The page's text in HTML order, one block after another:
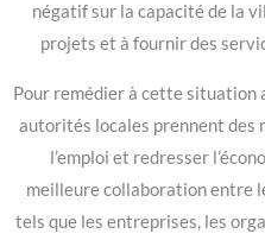
négatif sur la capacité de la
projets et à fournir des
Pour remédier à cette situation
autorités locales prennent des
l’emploi et redresser
meilleure collaboration entre
tels que les entreprises, les